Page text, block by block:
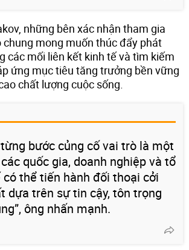
những bên xác nhận tham gia
chung mong muốn thúc đẩy phát
các mối liên kết kinh tế và tìm kiếm
ứng mục tiêu tăng trưởng bền vững
chất lượng cuộc sống.
từng bước củng cố vai trò là một
quốc gia, doanh nghiệp và tổ
thể tiến hành đối thoại cởi
dựa trên sự tin cậy, tôn trọng
ông nhấn mạnh.